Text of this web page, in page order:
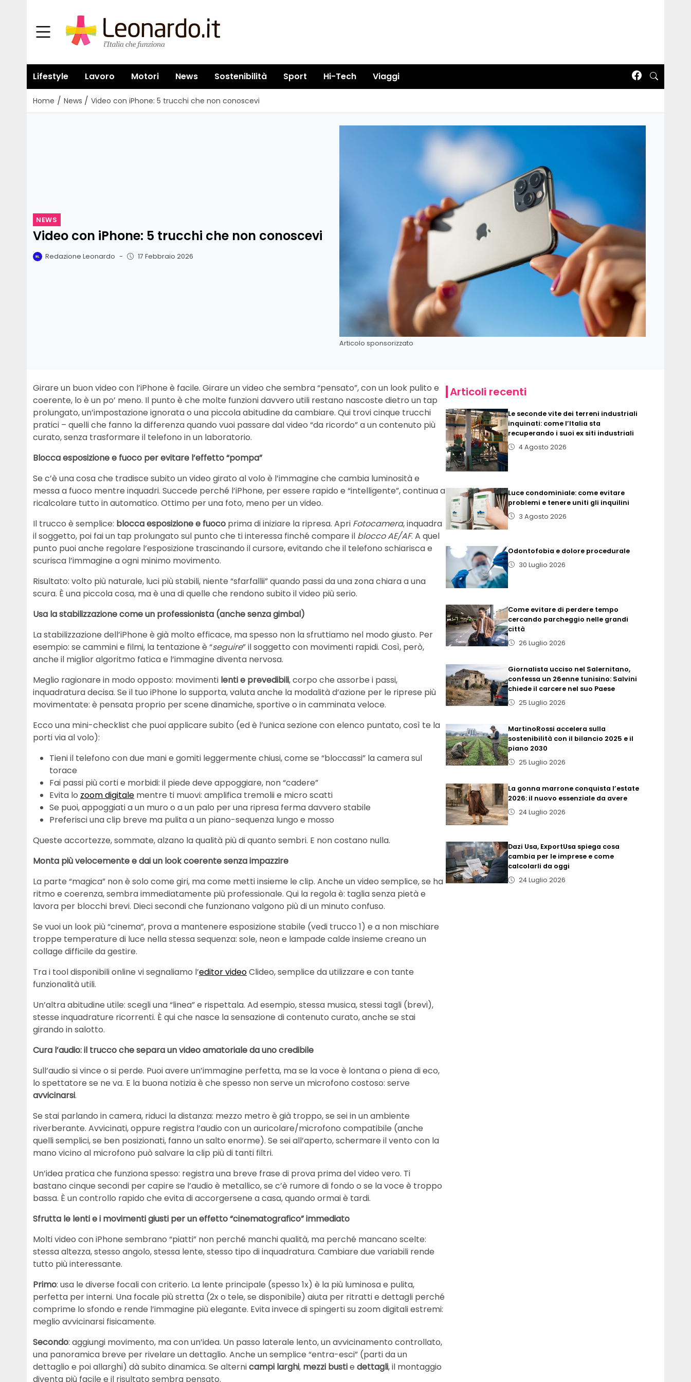
Lifestyle Lavoro Motori News Sostenibilità Sport Hi-Tech Viaggi
Home / News / Video con iPhone: 5 trucchi che non conoscevi
NEWS
Video con iPhone: 5 trucchi che non conoscevi
Redazione Leonardo - 17 Febbraio 2026
Articolo sponsorizzato
Girare un buon video con l’iPhone è facile. Girare un video che sembra “pensato”, con un look pulito e
coerente, lo è un po’ meno. Il punto è che molte funzioni davvero utili restano nascoste dietro un tap
prolungato, un’impostazione ignorata o una piccola abitudine da cambiare. Qui trovi cinque trucchi
pratici – quelli che fanno la differenza quando vuoi passare dal video “da ricordo” a un contenuto più
curato, senza trasformare il telefono in un laboratorio.
Blocca esposizione e fuoco per evitare l’effetto “pompa”
Se c’è una cosa che tradisce subito un video girato al volo è l’immagine che cambia luminosità e
messa a fuoco mentre inquadri. Succede perché l’iPhone, per essere rapido e “intelligente”, continua a
ricalcolare tutto in automatico. Ottimo per una foto, meno per un video.
Il trucco è semplice: blocca esposizione e fuoco prima di iniziare la ripresa. Apri Fotocamera, inquadra
il soggetto, poi fai un tap prolungato sul punto che ti interessa finché compare il blocco AE/AF. A quel
punto puoi anche regolare l’esposizione trascinando il cursore, evitando che il telefono schiarisca e
scurisca l’immagine a ogni minimo movimento.
Risultato: volto più naturale, luci più stabili, niente “sfarfallii” quando passi da una zona chiara a una
scura. È una piccola cosa, ma è una di quelle che rendono subito il video più serio.
Usa la stabilizzazione come un professionista (anche senza gimbal)
La stabilizzazione dell’iPhone è già molto efficace, ma spesso non la sfruttiamo nel modo giusto. Per
esempio: se cammini e filmi, la tentazione è “seguire” il soggetto con movimenti rapidi. Così, però,
anche il miglior algoritmo fatica e l’immagine diventa nervosa.
Meglio ragionare in modo opposto: movimenti lenti e prevedibili, corpo che assorbe i passi,
inquadratura decisa. Se il tuo iPhone lo supporta, valuta anche la modalità d’azione per le riprese più
movimentate: è pensata proprio per scene dinamiche, sportive o in camminata veloce.
Ecco una mini-checklist che puoi applicare subito (ed è l’unica sezione con elenco puntato, così te la
porti via al volo):
Tieni il telefono con due mani e gomiti leggermente chiusi, come se “bloccassi” la camera sul
torace
Fai passi più corti e morbidi: il piede deve appoggiare, non “cadere”
Evita lo zoom digitale mentre ti muovi: amplifica tremolii e micro scatti
Se puoi, appoggiati a un muro o a un palo per una ripresa ferma davvero stabile
Preferisci una clip breve ma pulita a un piano-sequenza lungo e mosso
Queste accortezze, sommate, alzano la qualità più di quanto sembri. E non costano nulla.
Monta più velocemente e dai un look coerente senza impazzire
La parte “magica” non è solo come giri, ma come metti insieme le clip. Anche un video semplice, se ha
ritmo e coerenza, sembra immediatamente più professionale. Qui la regola è: taglia senza pietà e
lavora per blocchi brevi. Dieci secondi che funzionano valgono più di un minuto confuso.
Se vuoi un look più “cinema”, prova a mantenere esposizione stabile (vedi trucco 1) e a non mischiare
troppe temperature di luce nella stessa sequenza: sole, neon e lampade calde insieme creano un
collage difficile da gestire.
Tra i tool disponibili online vi segnaliamo l’editor videoClideo, semplice da utilizzare e con tante
funzionalità utili.
Un’altra abitudine utile: scegli una “linea” e rispettala. Ad esempio, stessa musica, stessi tagli (brevi),
stesse inquadrature ricorrenti. È qui che nasce la sensazione di contenuto curato, anche se stai
girando in salotto.
Cura l’audio: il trucco che separa un video amatoriale da uno credibile
Sull’audio si vince o si perde. Puoi avere un’immagine perfetta, ma se la voce è lontana o piena di eco,
lo spettatore se ne va. E la buona notizia è che spesso non serve un microfono costoso: serve
avvicinarsi.
Se stai parlando in camera, riduci la distanza: mezzo metro è già troppo, se sei in un ambiente
riverberante. Avvicinati, oppure registra l’audio con un auricolare/microfono compatibile (anche
quelli semplici, se ben posizionati, fanno un salto enorme). Se sei all’aperto, schermare il vento con la
mano vicino al microfono può salvare la clip più di tanti filtri.
Un’idea pratica che funziona spesso: registra una breve frase di prova prima del video vero. Ti
bastano cinque secondi per capire se l’audio è metallico, se c’è rumore di fondo o se la voce è troppo
bassa. È un controllo rapido che evita di accorgersene a casa, quando ormai è tardi.
Sfrutta le lenti e i movimenti giusti per un effetto “cinematografico” immediato
Molti video con iPhone sembrano “piatti” non perché manchi qualità, ma perché mancano scelte:
stessa altezza, stesso angolo, stessa lente, stesso tipo di inquadratura. Cambiare due variabili rende
tutto più interessante.
Primo: usa le diverse focali con criterio. La lente principale (spesso 1x) è la più luminosa e pulita,
perfetta per interni. Una focale più stretta (2x o tele, se disponibile) aiuta per ritratti e dettagli perché
comprime lo sfondo e rende l’immagine più elegante. Evita invece di spingerti su zoom digitali estremi:
meglio avvicinarsi fisicamente.
Secondo: aggiungi movimento, ma con un’idea. Un passo laterale lento, un avvicinamento controllato,
una panoramica breve per rivelare un dettaglio. Anche un semplice “entra-esci” (parti da un
dettaglio e poi allarghi) dà subito dinamica. Se alternicampi larghi, mezzi bustie dettagli, il montaggio
diventa più facile e il risultato sembra pensato.
Articoli recenti
Le seconde vite dei terreni industriali
inquinati: come l’Italia sta
recuperando i suoi ex siti industriali
4 Agosto 2026
Luce condominiale: come evitare
problemi e tenere uniti gli inquilini
3 Agosto 2026
Odontofobia e dolore procedurale
30 Luglio 2026
Come evitare di perdere tempo
cercando parcheggio nelle grandi
città
26 Luglio 2026
Giornalista ucciso nel Salernitano,
confessa un 26enne tunisino: Salvini
chiede il carcere nel suo Paese
25 Luglio 2026
MartinoRossi accelera sulla
sostenibilità con il bilancio 2025 e il
piano 2030
25 Luglio 2026
La gonna marrone conquista l’estate
2026: il nuovo essenziale da avere
24 Luglio 2026
Dazi Usa, ExportUsa spiega cosa
cambia per le imprese e come
calcolarli da oggi
24 Luglio 2026